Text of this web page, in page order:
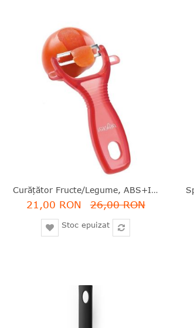
Curăţător Fructe/legume, ABS+inox, Roșu, 13.4x8x2.5 Cm, Pela Tomato, Moha - 7611264457160
21,00 RON 26,00 RON
Stoc epuizat